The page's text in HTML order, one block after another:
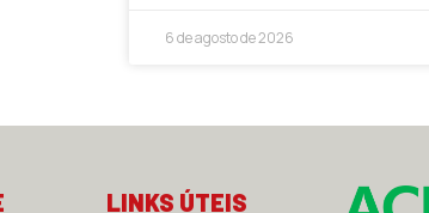
6 de agosto de 2026
LINKS ÚTEIS